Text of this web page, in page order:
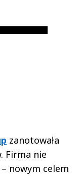
zanotowała
Firma nie
nowym celem